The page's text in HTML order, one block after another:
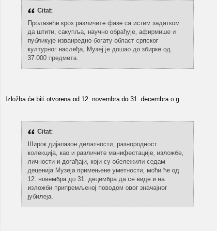
Citat:
Пролазећи кроз различите фазе са истим задатком
да штити, сакупља, научно обрађује, афирмише и
публикује изванредно богату област српског
културног наслеђа, Музеј је дошао до збирке од
37.000 предмета.
Izložba će biti otvorena od 12. novembra do 31. decembra o.g.
Citat:
Широк дијапазон делатности, разнородност
колекција, као и различите манифестације, изложбе,
личности и догађаји, који су обележили седам
деценија Музеја примењене уметности, моћи ће од
12. новембра до 31. децембра да се виде и на
изложби припремљеној поводом овог значајног
јубилеја.